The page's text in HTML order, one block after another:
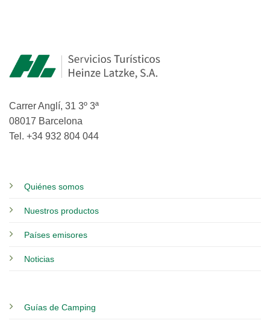
Carrer Anglí, 31 3º 3ª
08017 Barcelona
Tel. +34 932 804 044
Quiénes somos
Nuestros productos
Países emisores
Noticias
Guías de Camping